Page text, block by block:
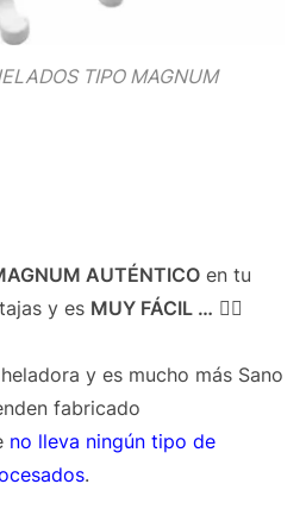
TIPO MAGNUM
AUTÉNTICOen tu
y es MUY FÁCIL … 👌🏻
y es mucho más Sano
fabricado
no lleva ningún tipo de
.